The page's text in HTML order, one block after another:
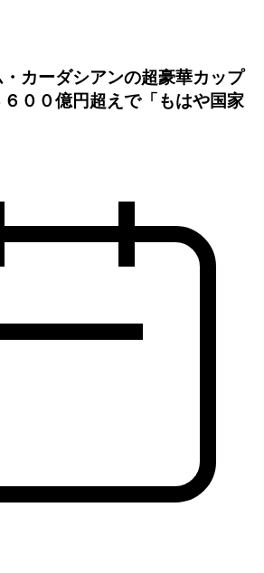
カーダシアンの超豪華カップ
００億円超えで「もはや国家